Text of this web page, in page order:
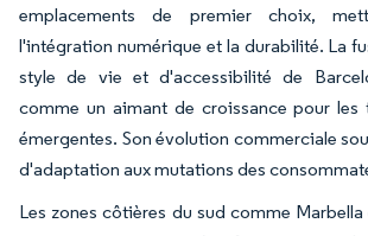
emplacements de premier choix,
l'intégration numérique et la durabilité. La
style de vie et d'accessibilité de
comme un aimant de croissance pour les
émergentes. Son évolution commerciale
d'adaptation aux mutations des
Les zones côtières du sud comme